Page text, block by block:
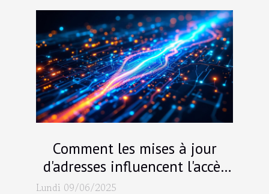
Comment les mises à jour
d'adresses influencent l'accès
aux contenus en streaming
Lundi 09/06/2025